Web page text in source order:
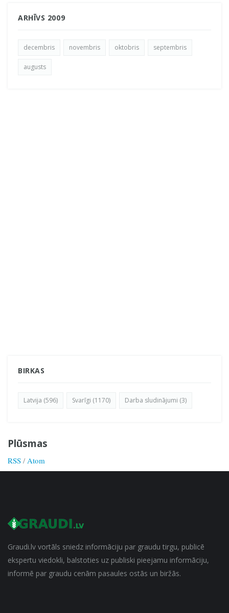
ARHĪVS 2009
decembris novembris oktobris septembris
augusts
BIRKAS
Latvija (596) Svarīgi (1170) Darba sludinājumi (3)
Plūsmas
RSS / Atom
Graudi.lv vortāls sniedz informāciju par graudu tirgu, publicē
ekspertu viedokli, balstoties uz publiski pieejamu informāciju,
informē par graudu cenām pasaules ostās un biržās.